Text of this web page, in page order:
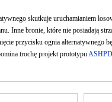
skutkuje uruchamianiem
Inne bronie, które nie posiadają
przycisku ognia alternatywnego
trochę projekt prototypuASHPD